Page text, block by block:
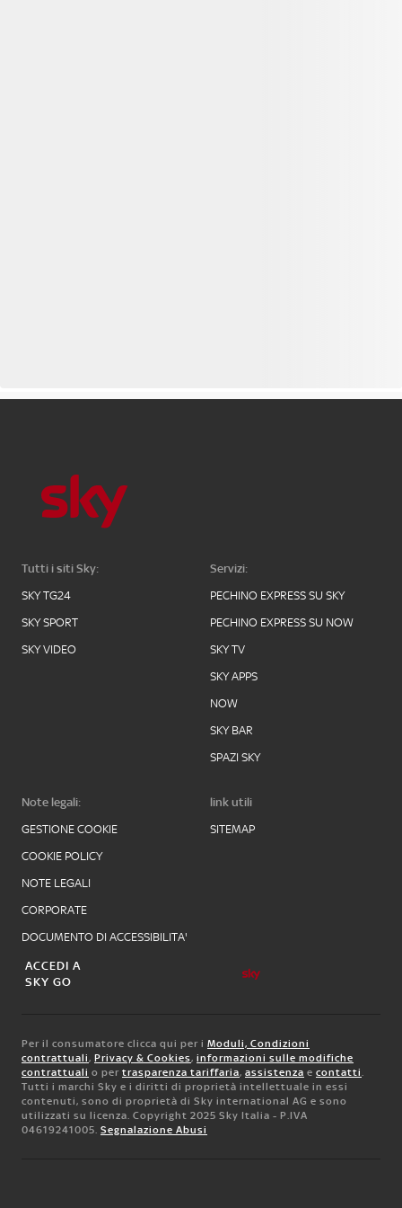
Tutti i siti Sky:
SKY TG24
SKY SPORT
SKY VIDEO
Servizi:
PECHINO EXPRESS SU SKY
PECHINO EXPRESS SU NOW
SKY TV
SKY APPS
NOW
SKY BAR
SPAZI SKY
Note legali:
GESTIONE COOKIE
COOKIE POLICY
NOTE LEGALI
CORPORATE
DOCUMENTO DI ACCESSIBILITA'
link utili
SITEMAP
ACCEDI A
SKY GO
Per il consumatore clicca qui per i Moduli, Condizioni
contrattuali, Privacy & Cookies, informazioni sulle modifiche
contrattuali o per trasparenza tariffaria, assistenza e contatti.
Tutti i marchi Sky e i diritti di proprietà intellettuale in essi
contenuti, sono di proprietà di Sky international AG e sono
utilizzati su licenza. Copyright 2025 Sky Italia - P.IVA
04619241005. Segnalazione Abusi